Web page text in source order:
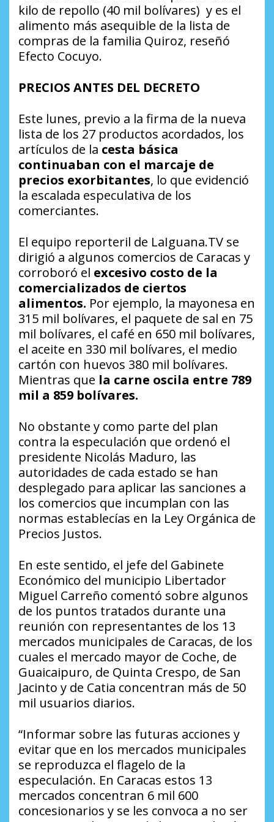
kilo de repollo (40 mil bolívares) y es el
alimento más asequible de la lista de
compras de la familia Quiroz, reseñó
Efecto Cocuyo.
PRECIOS ANTES DEL DECRETO
Este lunes, previo a la firma de la nueva
lista de los 27 productos acordados, los
artículos de la cesta básica
continuaban con el marcaje de
precios exorbitantes, lo que evidenció
la escalada especulativa de los
comerciantes.
El equipo reporteril de LaIguana.TV se
dirigió a algunos comercios de Caracas y
corroboró el excesivo costo de la
comercializados de ciertos
alimentos. Por ejemplo, la mayonesa en
315 mil bolívares, el paquete de sal en 75
mil bolívares, el café en 650 mil bolívares,
el aceite en 330 mil bolívares, el medio
cartón con huevos 380 mil bolívares.
Mientras que la carne oscila entre 789
mil a 859 bolívares.
No obstante y como parte del plan
contra la especulación que ordenó el
presidente Nicolás Maduro, las
autoridades de cada estado se han
desplegado para aplicar las sanciones a
los comercios que incumplan con las
normas establecías en la Ley Orgánica de
Precios Justos.
En este sentido, el jefe del Gabinete
Económico del municipio Libertador
Miguel Carreño comentó sobre algunos
de los puntos tratados durante una
reunión con representantes de los 13
mercados municipales de Caracas, de los
cuales el mercado mayor de Coche, de
Guaicaipuro, de Quinta Crespo, de San
Jacinto y de Catia concentran más de 50
mil usuarios diarios.
“Informar sobre las futuras acciones y
evitar que en los mercados municipales
se reproduzca el flagelo de la
especulación. En Caracas estos 13
mercados concentran 6 mil 600
concesionarios y se les convoca a no ser